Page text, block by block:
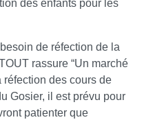
des enfants pour les
de réfection de la
rassure “Un marché
des cours de
Gosier, il est prévu pour
patienter que